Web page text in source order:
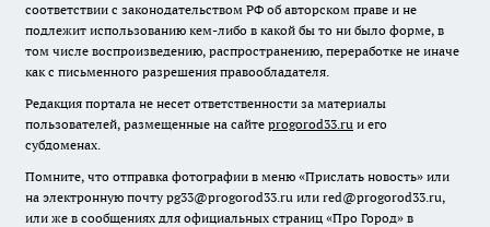
соответствии с законодательством РФ об авторском праве и не
подлежит использованию кем-либо в какой бы то ни было форме, в
том числе воспроизведению, распространению, переработке не иначе
как с письменного разрешения правообладателя.
Редакция портала не несет ответственности за материалы
пользователей, размещенные на сайте progorod33.ru и его
субдоменах.
Помните, что отправка фотографии в меню «Прислать новость» или
на электронную почту pg33@progorod33.ru или red@progorod33.ru,
или же в сообщениях для официальных страниц «Про Город» в